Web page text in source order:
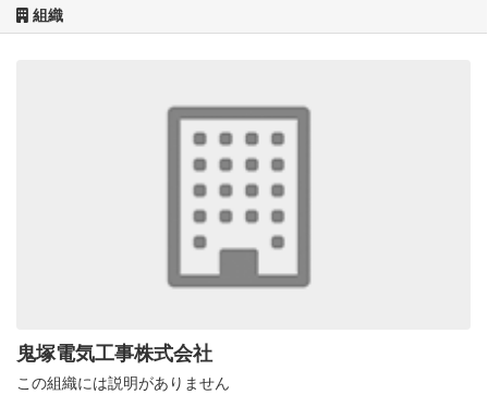
組織
鬼塚電気工事株式会社
この組織には説明がありません